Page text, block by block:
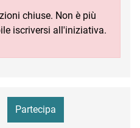
chiuse. Non è più
iscriversi all'iniziativa.
Partecipa